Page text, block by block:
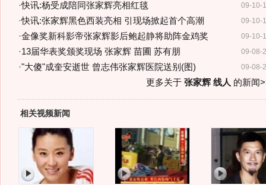
09-10-
·快讯:杨受成陪同张家辉亮相红毯
09-10-
·快讯:张家辉黑色西装亮相 引现场掀起首个高潮
09-10-
·金像奖新科影帝张家辉影后鲍起静将助阵金鸡奖
09-08-
·13届华表奖颁奖现场 张家辉 苗圃 苏有朋
09-08-
·"大傻"成奎安逝世 曾志伟张家辉医院送别(图)
更多关于 张家辉 线人 的新闻
相关视频新闻